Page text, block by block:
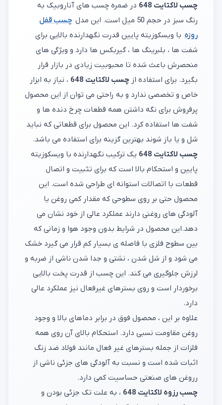
چسب لاکتایت 648
در ضمره چسب های آناروبیک به
رنگ سبز در حجم 50 میل است. این مدل
چسب قفل
روزه با ویسکوزیته پایین قدرت نگهدارنده بالایی برای
شفت ها ، بلبرینگ ها ، گیربکس ها دارد و ویژگی های
منحصرش باعث شده تا محبوبیت زیادی در بازار قرار
بگیرد. برای استفاده از چسب لاکتایت 648
، نیاز به ابزار
خاص و تخصصی ندارد و به راحتی می توان از این محصول
پرفروش برای نگه داشتن همه قطعات چرخ دنده ها و
شفت ها استفاده کرد. این محصول برای قطعاتی که نباید
شل و یا باز شوند بهترین گزینه برای استفاده می باشد.
چسب لاکتایت 648
یک ترکیب نگهدارنده با ویسکوزیته
پایین و استحکام بالا است که برای تثبیت و اتصال
قطعات با اتصالات استوانه ای طراحی شده است. این
محصول حتی بر روی سطوحی که مقدار کمی روغن یا
آلودگی های روغنی دارند عملکرد عالی از خود نشان می
دهد.این محصول در شرایط بدون وجود هوا و زمانی که
بین سطوح فلزی با فاصله ی بسیار کم قرار می گیرد خشک
می شود و از شل شدن ، نشتی و جدا شدن ناشی از ضربه و
لرزش جلوگیری می کند. این چسب از قدرت پخت بالایی
برخوردار است و روی بسترهای غیرفعال نیز عملکرد عالی
دارد.
علاوه بر این ، محصول فوق در برابر دماهای بالا و وجود
روغن مقاومت نسبی دارد. استحکام بالای آن روی همه
فلزات از جمله بسترهای غیر فعال مانند فولاد ضد زنگ
اثبات شده است و نسبت به آلودگی های جزئی ناشی از
رروغن های صنعتی حساسیت کمی دارد.
چسب رزوه لاکتایت 648
، به علت تک جزئی بودن و